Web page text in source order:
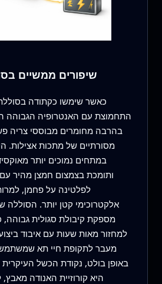
שיפורים ממשיים
כאשר שימשו כקתודה
התחמוצת עם האנטרופיה הגבוהה
בהרבה מחומרים מבוססי צריה
מסורתיים של מתכות אצילות.
במתחים נמוכים יותר
ותומכת בצמצום חמצן מהיר
לפלטינה על פחמן,
אלקטרוכימי קטן יותר. הסוללה
מספקת קיבולת סגולית גבוהה,
למחזור מאות שעות עם איבוד
מעבר לתקופת חיי תא שמשתמש
באופן בולט, נקודת הכשל העיקרית
היא קורוזיית האנודה